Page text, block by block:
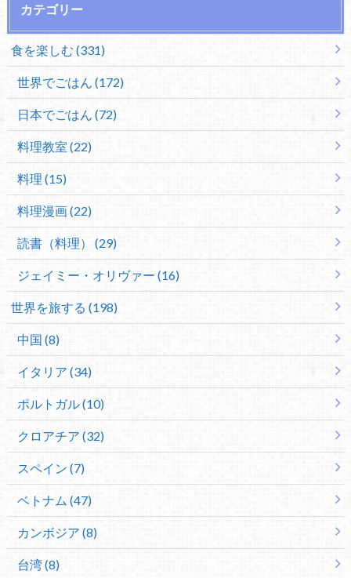
カテゴリー
食を楽しむ (331)
世界でごはん (172)
日本でごはん (72)
料理教室 (22)
料理 (15)
料理漫画 (22)
読書（料理） (29)
ジェイミー・オリヴァー (16)
世界を旅する (198)
中国 (8)
イタリア (34)
ポルトガル (10)
クロアチア (32)
スペイン (7)
ベトナム (47)
カンボジア (8)
台湾 (8)